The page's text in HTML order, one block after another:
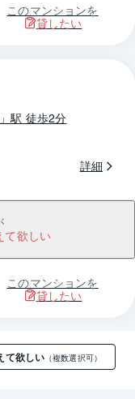
このマンションを
貸したい
駅 徒歩2分
詳細
て欲しい
このマンションを
貸したい
て欲しい （複数選択可）